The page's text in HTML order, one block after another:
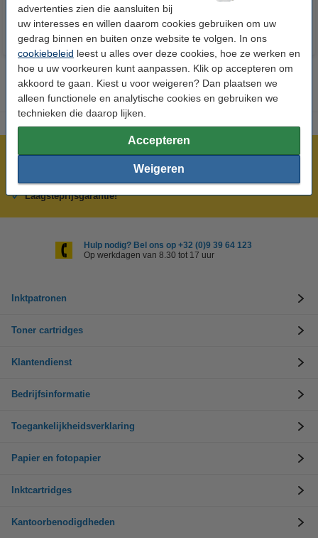
advertenties zien die aansluiten bij
uw interesses en willen daarom cookies gebruiken om uw
gedrag binnen en buiten onze website te volgen. In ons
cookiebeleid leest u alles over deze cookies, hoe ze werken en
hoe u uw voorkeuren kunt aanpassen. Klik op accepteren om
akkoord te gaan. Kiest u voor weigeren? Dan plaatsen we
alleen functionele en analytische cookies en gebruiken we
technieken die daarop lijken.
Accepteren
Weigeren
Meer dan 5 miljoen klanten!
Voor 22.00 uur besteld, morgen in huis!
Laagsteprijsgarantie!
Hulp nodig? Bel ons op +32 (0)9 39 64 123
Op werkdagen van 8.30 tot 17 uur
Inktpatronen
Toner cartridges
Klantendienst
Bedrijfsinformatie
Toegankelijkheidsverklaring
Papier en fotopapier
Inktcartridges
Kantoorbenodigdheden